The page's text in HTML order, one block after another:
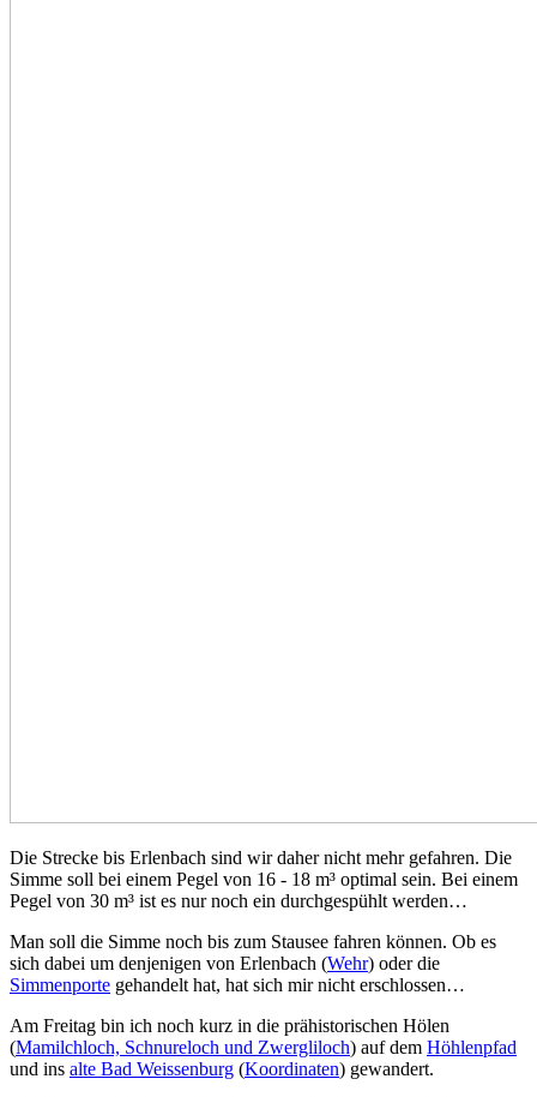
Die Strecke bis Erlenbach sind wir daher nicht mehr gefahren. Die
Simme soll bei einem Pegel von 16 - 18 m³ optimal sein. Bei einem
Pegel von 30 m³ ist es nur noch ein durchgespühlt werden…
Man soll die Simme noch bis zum Stausee fahren können. Ob es
sich dabei um denjenigen von Erlenbach (Wehr) oder die
Simmenporte gehandelt hat, hat sich mir nicht erschlossen…
Am Freitag bin ich noch kurz in die prähistorischen Hölen
(Mamilchloch, Schnureloch und Zwergliloch) auf dem Höhlenpfad
und ins alte Bad Weissenburg (Koordinaten) gewandert.